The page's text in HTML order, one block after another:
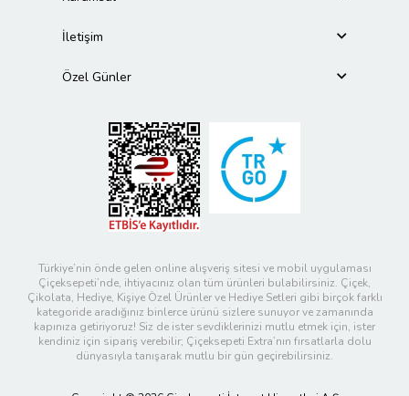
İletişim
Özel Günler
Türkiye’nin önde gelen online alışveriş sitesi ve mobil uygulaması
Çiçeksepeti’nde, ihtiyacınız olan tüm ürünleri bulabilirsiniz. Çiçek,
Çikolata, Hediye, Kişiye Özel Ürünler ve Hediye Setleri gibi birçok farklı
kategoride aradığınız binlerce ürünü sizlere sunuyor ve zamanında
kapınıza getiriyoruz! Siz de ister sevdiklerinizi mutlu etmek için, ister
kendiniz için sipariş verebilir; Çiçeksepeti Extra’nın fırsatlarla dolu
dünyasıyla tanışarak mutlu bir gün geçirebilirsiniz.